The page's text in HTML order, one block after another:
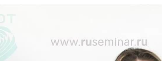
просмотр. Фрагмент